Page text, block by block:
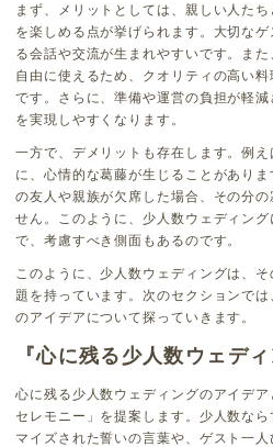
まず、メリットとしては、親しい人た
を楽しめる点が挙げられます。大切な
る会話や交流が生まれやすいです。ま
自由に使えるため、クオリティの高い
です。さらに、準備や運営の負担が軽
を実現しやすくなります。
一方で、デメリットも存在します。例
に、心情的な葛藤が生じることがあり
の友人や親族が欠席した場合、その分
せん。このように、少人数ウェディン
で、考慮すべき側面もあるのです。
このように、少人数ウェディングは、
題を持っています。次のセクションで
のアイデアについて探っていきます。
『心に残る少人数ウェデ
心に残る少人数ウェディングのアイデ
セレモニー」を提案します。少人数な
マイズされた誓いの言葉や、ゲスト一